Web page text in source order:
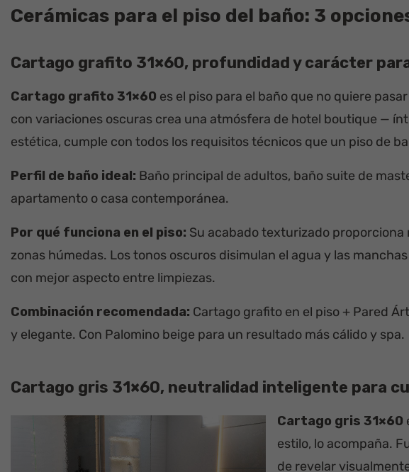
Cerámicas para el piso del baño: 3
Cartago grafito 31×60, profundidad y carácter
Cartago grafito 31×60 es el piso para el baño que no quiere
con variaciones oscuras crea una atmósfera de hotel boutique —
estética, cumple con todos los requisitos técnicos que un piso de
Perfil de baño ideal: Baño principal de adultos, baño suite de
apartamento o casa contemporánea.
Por qué funciona en el piso: Su acabado texturizado
zonas húmedas. Los tonos oscuros disimulan el agua y las
con mejor aspecto entre limpiezas.
Combinación recomendada: Cartago grafito en el piso + Pared
y elegante. Con Palomino beige para un resultado más cálido y spa.
Cartago gris 31×60, neutralidad inteligente para
Cartago gris 31×60
estilo, lo acompaña.
de revelar